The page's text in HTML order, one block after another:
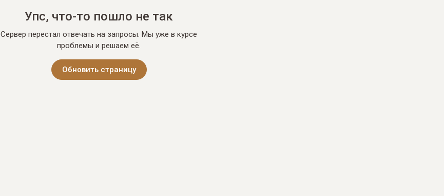
Упс, что-то пошло не так
Сервер перестал отвечать на запросы. Мы уже в курсе
проблемы и решаем её.
Обновить страницу